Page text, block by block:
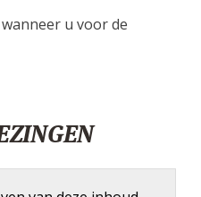
u voor de